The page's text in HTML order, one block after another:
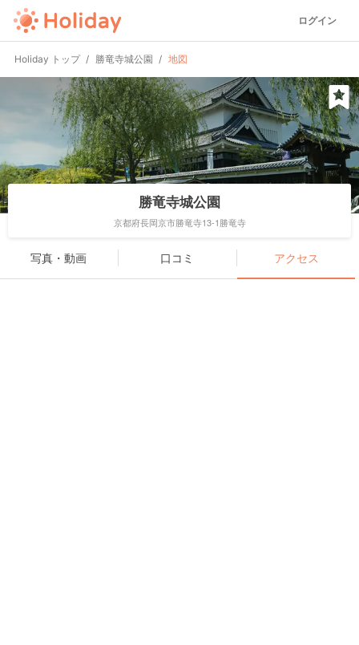
ログイン
Holiday トップ 勝竜寺城公園 地図
勝竜寺城公園
京都府長岡京市勝竜寺13-1勝竜寺
写真・動画 口コミ アクセス